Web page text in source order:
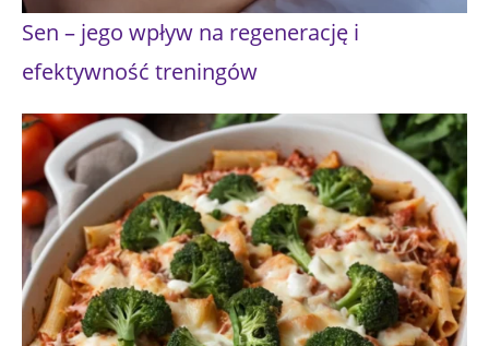
Sen – jego wpływ na regenerację i
efektywność treningów